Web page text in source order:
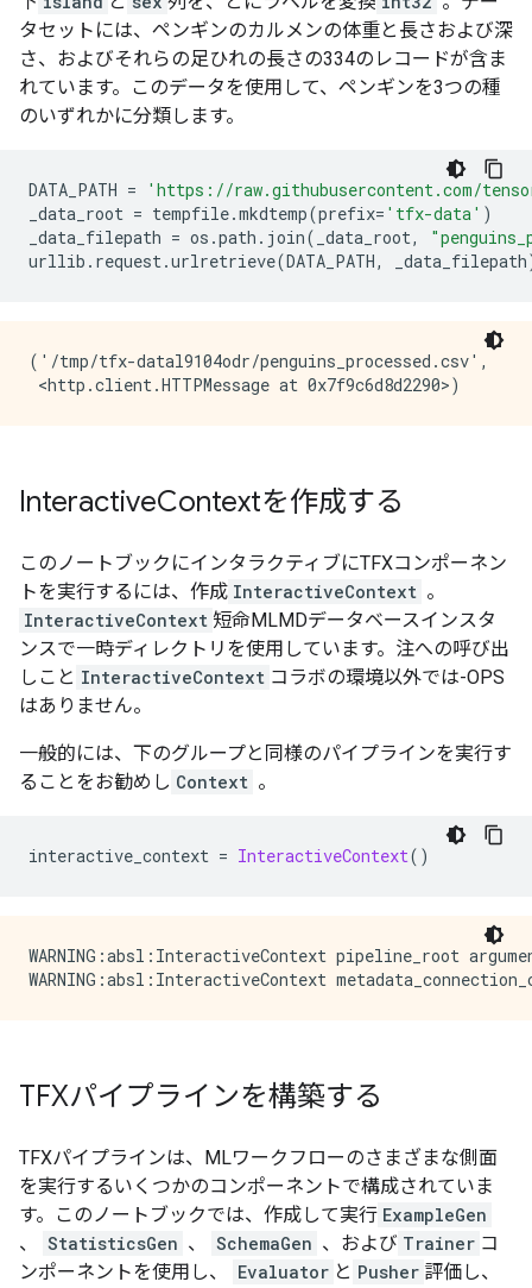
タセットには、ペンギンのカルメンの体重と長さおよび深
さ、およびそれらの足ひれの長さの334のレコードが含ま
れています。このデータを使用して、ペンギンを3つの種
のいずれかに分類します。
DATA_PATH =
'https://raw.githubusercontent.com/
_data_root = tempfile.mkdtemp(prefix= 'tfx-data' )
_data_filepath = os .path . join( _data_root,
urllib . request.urlretrieve(DATA_PATH, _data_filepath
('/tmp/tfx-datal9104odr/penguins_processed.csv',
InteractiveContextを作成する
このノートブックにインタラクティブにTFXコンポーネン
トを実行するには、作成 InteractiveContext 。
InteractiveContext 短命MLMDデータベースインスタ
ンスで一時ディレクトリを使用しています。注への呼び出
しこと InteractiveContext コラボの環境以外では-OPS
はありません。
一般的には、下のグループと同様のパイプラインを実行す
ることをお勧めし Context 。
interactive_context = InteractiveContext()
WARNING:absl:InteractiveContext pipeline_root
TFXパイプラインを構築する
TFXパイプラインは、MLワークフローのさまざまな側面
を実行するいくつかのコンポーネントで構成されていま
す。このノートブックでは、作成して実行 ExampleGen
、
StatisticsGen 、 SchemaGen 、および Trainer コ
ンポーネントを使用し、
Evaluator と Pusher 評価し、